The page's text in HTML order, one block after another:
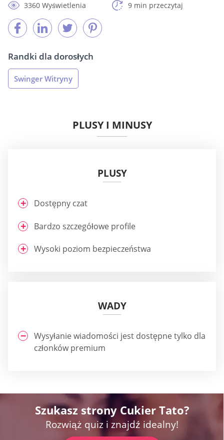
3360 Wyświetlenia
9 min przeczytaj
Randki dla dorosłych
Swinger Witryny
PLUSY I MINUSY
PLUSY
Dostępny czat
Bardzo szczegółowe profile
Wysoki poziom bezpieczeństwa
WADY
Wysyłanie wiadomości jest dostępne tylko dla
członków premium
Szukasz strony Cukier Tato?
Rozwiąż quiz i znajdź idealny!